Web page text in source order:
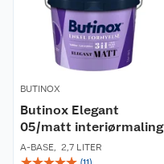
BUTINOX
Butinox Elegant
05/matt interiørmaling
A-BASE, 2,7 LITER